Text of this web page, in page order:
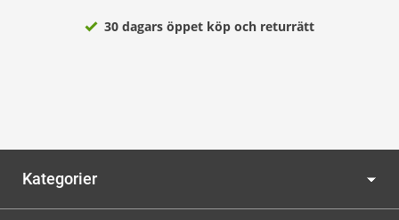
30 dagars öppet köp och returrätt
Kategorier